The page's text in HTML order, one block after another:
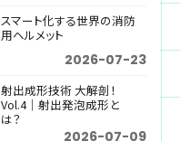
スマート化する世界の消防
用ヘルメット
2026-07-23
射出成形技術 大解剖！
Vol.4｜射出発泡成形と
は？
2026-07-09